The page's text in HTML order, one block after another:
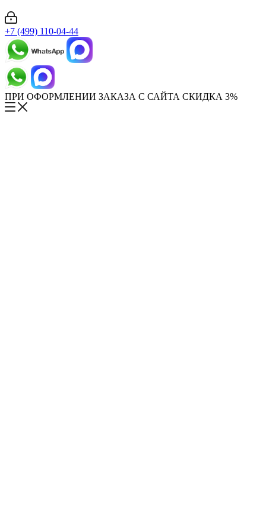
+7 (499) 110-04-44
ПРИ ОФОРМЛЕНИИ ЗАКАЗА С САЙТА СКИДКА 3%